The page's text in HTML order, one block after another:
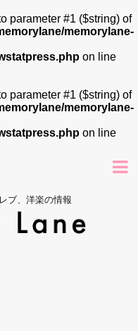
parameter #1 ($string) of
memorylane-
on line
parameter #1 ($string) of
memorylane-
on line
ブ、洋楽の情報